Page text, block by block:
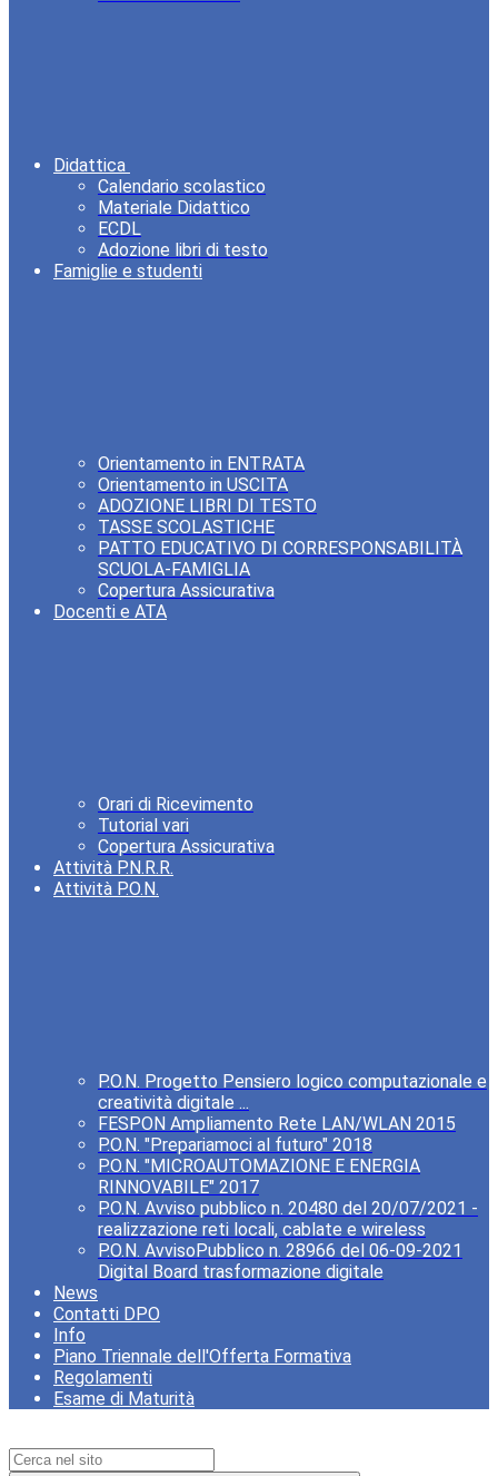
Didattica
Calendario scolastico
Materiale Didattico
ECDL
Adozione libri di testo
Famiglie e studenti
Orientamento in ENTRATA
Orientamento in USCITA
ADOZIONE LIBRI DI TESTO
TASSE SCOLASTICHE
PATTO EDUCATIVO DI CORRESPONSABILITÀ
SCUOLA-FAMIGLIA
Copertura Assicurativa
Docenti e ATA
Orari di Ricevimento
Tutorial vari
Copertura Assicurativa
Attività P.N.R.R.
Attività P.O.N.
P.O.N. Progetto Pensiero logico computazionale e
creatività digitale ...
FESPON Ampliamento Rete LAN/WLAN 2015
P.O.N. "Prepariamoci al futuro" 2018
P.O.N. "MICROAUTOMAZIONE E ENERGIA
RINNOVABILE" 2017
P.O.N. Avviso pubblico n. 20480 del 20/07/2021 -
realizzazione reti locali, cablate e wireless
P.O.N. AvvisoPubblico n. 28966 del 06-09-2021
Digital Board trasformazione digitale
News
Contatti DPO
Info
Piano Triennale dell'Offerta Formativa
Regolamenti
Esame di Maturità